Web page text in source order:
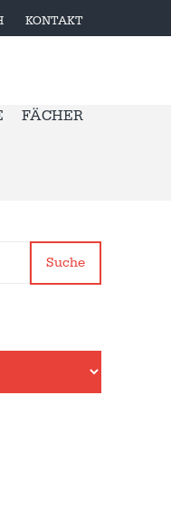
KONTAKT
FÄCHER
Suche